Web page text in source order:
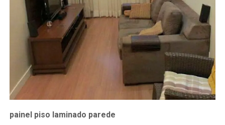
painel piso laminado parede